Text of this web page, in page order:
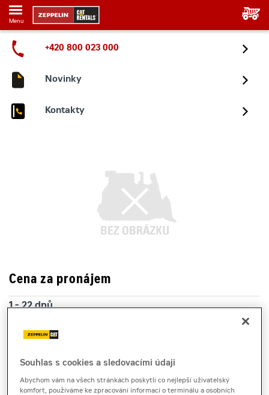
Menu
+420 800 023 000
Novinky
Kontakty
Cena za pronájem
1 - 22 dnů
2 226 Kč s DPH
23 a více dnů
1 972 Kč s DPH
Souhlas s cookies a sledovacími údaji
Abychom vám na všech stránkách poskytli co nejlepší uživatelský
komfort, používáme ke zpracování informací o terminálu a osobních